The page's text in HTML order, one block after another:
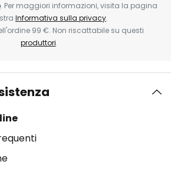
. Per maggiori informazioni, visita la pagina
Informativa sulla privacy.
99 €. Non riscattabile su questi
produttori.